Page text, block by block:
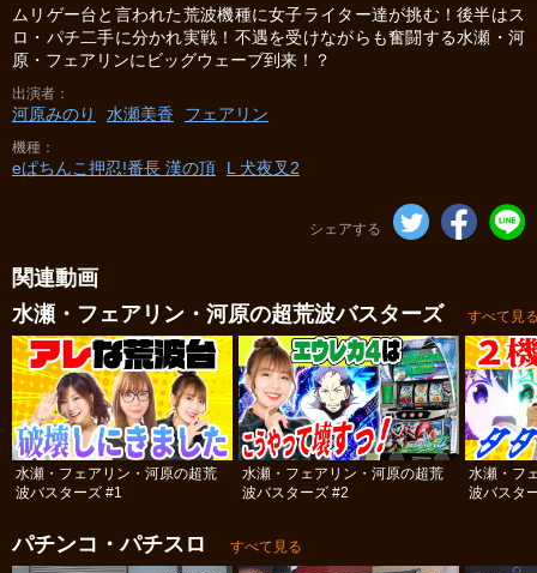
ムリゲー台と言われた荒波機種に女子ライター達が挑む！後半はス
ロ・パチ二手に分かれ実戦！不遇を受けながらも奮闘する水瀬・河
原・フェアリンにビッグウェーブ到来！？
出演者
河原みのり 水瀬美香 フェアリン
機種
eぱちんこ押忍!番長 漢の頂 L 犬夜叉2
シェアする
関連動画
水瀬・フェアリン・河原の超荒波バスターズ
すべて見
水瀬・フェアリン・河原の超荒
波バスターズ #1
水瀬・フェアリン・河原の超荒
波バスターズ #2
水瀬・フ
波バスタ
パチンコ・パチスロ すべて見る